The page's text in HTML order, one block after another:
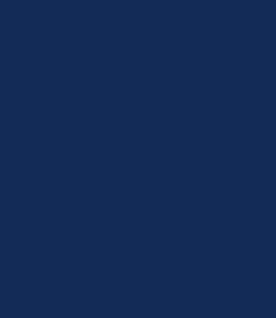
visit.koblenz